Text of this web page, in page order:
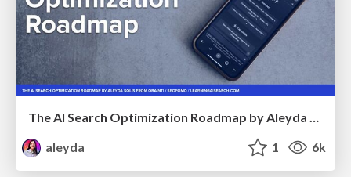
The AI Search Optimization Roadmap by Aleyda Solis
aleyda
1 6k